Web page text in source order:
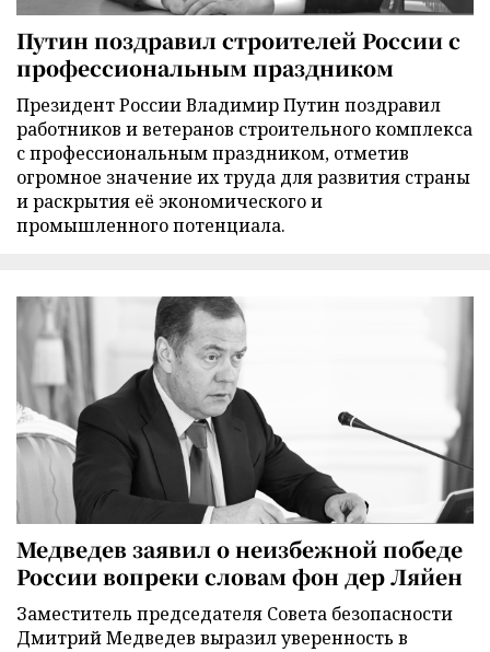
Путин поздравил строителей России с
профессиональным праздником
Президент России Владимир Путин поздравил
работников и ветеранов строительного комплекса
с профессиональным праздником, отметив
огромное значение их труда для развития страны
и раскрытия её экономического и
промышленного потенциала.
Медведев заявил о неизбежной победе
России вопреки словам фон дер Ляйен
Заместитель председателя Совета безопасности
Дмитрий Медведев выразил уверенность в